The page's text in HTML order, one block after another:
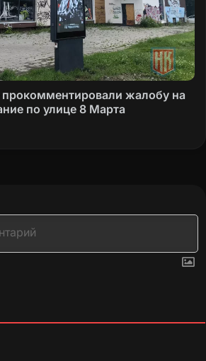
прокомментировали жалобу на
по улице 8 Марта